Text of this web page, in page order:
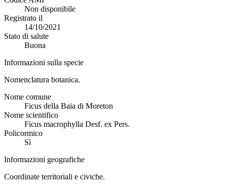
Non disponibile
Registrato il
14/10/2021
Stato di salute
Buona
Informazioni sulla specie
Nomenclatura botanica.
Nome comune
Ficus della Baia di Moreton
Nome scientifico
Ficus macrophylla Desf. ex Pers.
Policormico
Sì
Informazioni geografiche
Coordinate territoriali e civiche.